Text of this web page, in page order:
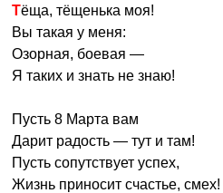
Тёща, тёщенька моя!
Bы такая у меня:
Озорная, боевая —
Я таких и знать не знаю!
Пусть 8 Марта вам
Дарит радость — тут и там!
Пусть сопутствует успех,
Жизнь приносит счастье, смех!